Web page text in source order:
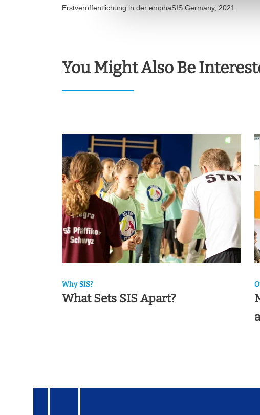
l
o
n
Erstveröffentlichung in der emphaSIS Germany, 2021
You Might Also Be
Why SIS?
What Sets SIS Apart?